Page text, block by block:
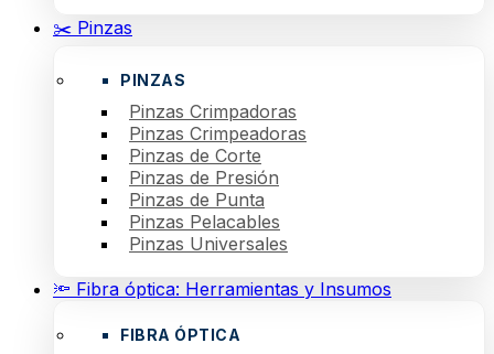
✂️ Pinzas
PINZAS
Pinzas Crimpadoras
Pinzas Crimpeadoras
Pinzas de Corte
Pinzas de Presión
Pinzas de Punta
Pinzas Pelacables
Pinzas Universales
🔦 Fibra óptica: Herramientas y Insumos
FIBRA ÓPTICA